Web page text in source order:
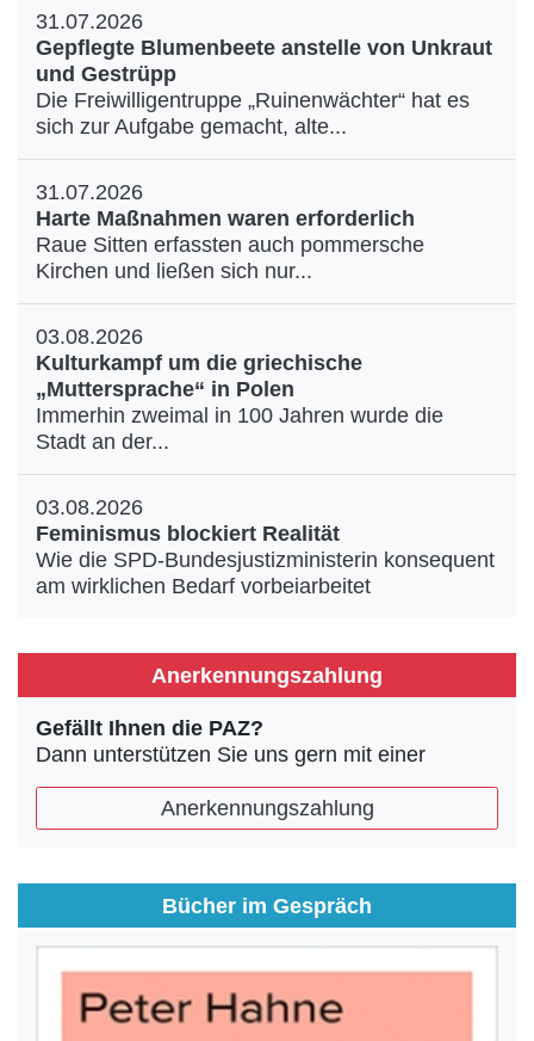
31.07.2026
Gepflegte Blumenbeete anstelle von Unkraut
und Gestrüpp
Die Freiwilligentruppe „Ruinenwächter“ hat es
sich zur Aufgabe gemacht, alte...
31.07.2026
Harte Maßnahmen waren erforderlich
Raue Sitten erfassten auch pommersche
Kirchen und ließen sich nur...
03.08.2026
Kulturkampf um die griechische
„Muttersprache“ in Polen
Immerhin zweimal in 100 Jahren wurde die
Stadt an der...
03.08.2026
Feminismus blockiert Realität
Wie die SPD-Bundesjustizministerin konsequent
am wirklichen Bedarf vorbeiarbeitet
Anerkennungszahlung
Gefällt Ihnen die PAZ?
Dann unterstützen Sie uns gern mit einer
Anerkennungszahlung
Bücher im Gespräch